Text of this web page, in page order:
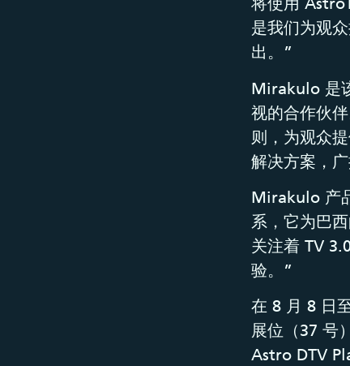
是我们为观
出。”
Mirakulo 是
视的合作伙
则，为观众
解决方案，
Mirakulo 产
系，它为巴
关注着 TV
验。”
在 8 月 8 日
展位（37 号
Astro DTV